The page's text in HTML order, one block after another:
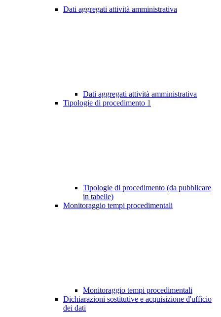
Dati aggregati attività amministrativa
Dati aggregati attività amministrativa
Tipologie di procedimento 1
Tipologie di procedimento (da pubblicare
in tabelle)
Monitoraggio tempi procedimentali
Monitoraggio tempi procedimentali
Dichiarazioni sostitutive e acquisizione d'ufficio
dei dati